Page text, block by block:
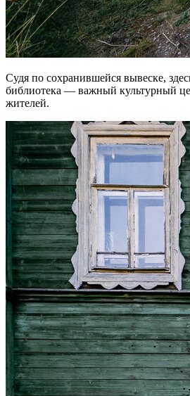
Судя по сохранившейся вывеске,
библиотека — важный культурный
жителей.